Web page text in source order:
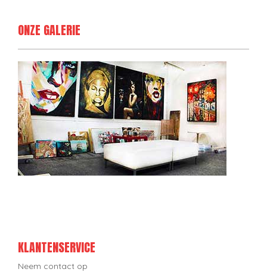
ONZE GALERIE
KLANTENSERVICE
Neem contact op